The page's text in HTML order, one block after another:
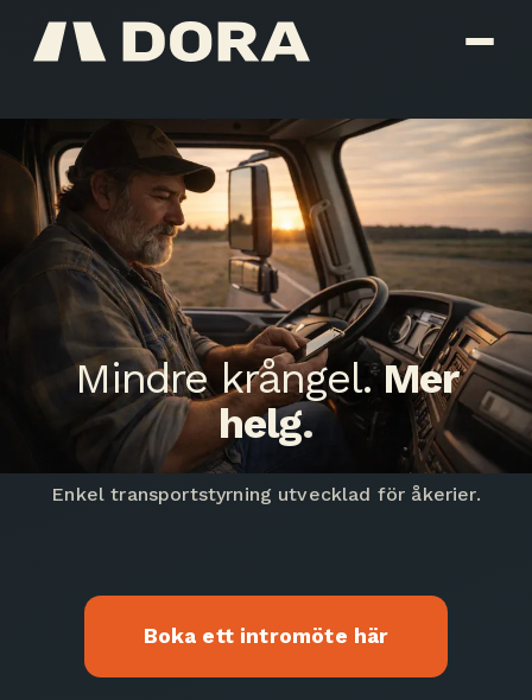
Mindre krångel. Mer
helg.
Enkel transportstyrning utvecklad för åkerier.
Boka ett intromöte här